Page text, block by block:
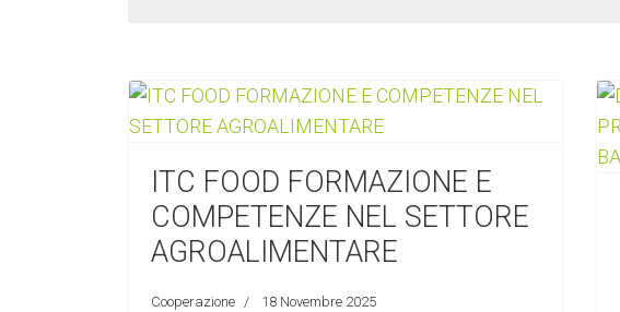
ITC FOOD FORMAZIONE E
COMPETENZE NEL SETTORE
AGROALIMENTARE
Cooperazione 18 Novembre 2025